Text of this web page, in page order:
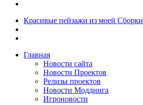
Красивые пейзажи из моей Сборки
Главная
Новости сайта
Новости Проектов
Релизы проектов
Новости Моддинга
Игроновости